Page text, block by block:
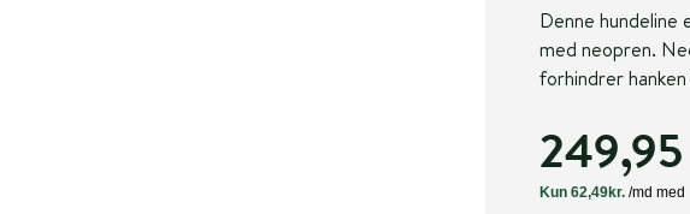
Denne
med neopren.
forhindrer